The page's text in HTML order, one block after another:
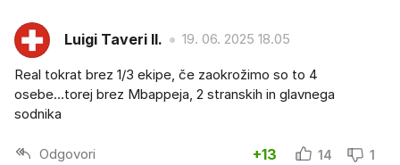
Luigi Taveri II. 19. 06. 2025 18.05
Real tokrat brez 1/3 ekipe, če zaokrožimo so to 4
osebe...torej brez Mbappeja, 2 stranskih in glavnega
sodnika
Odgovori +13 14 1